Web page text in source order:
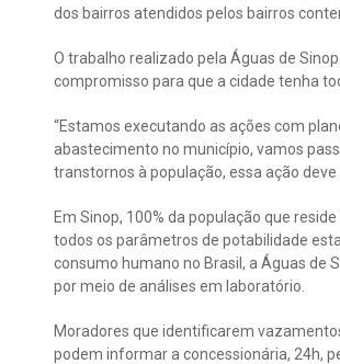
dos bairros atendidos pelos bairros
O trabalho realizado pela Águas de
compromisso para que a cidade tenha
“Estamos executando as ações com
abastecimento no município, vamos
transtornos à população, essa ação
Em Sinop, 100% da população que
todos os parâmetros de potabilidade
consumo humano no Brasil, a Águas de
por meio de análises em laboratório.
Moradores que identificarem
podem informar a concessionária, 24h,